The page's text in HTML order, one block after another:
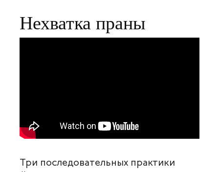
Нехватка праны
Три последовательных практики